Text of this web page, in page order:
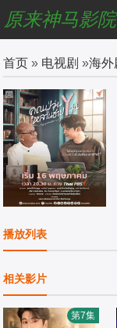
原来神马影院
首页 » 电视剧 »海外
播放列表
相关影片
第7集